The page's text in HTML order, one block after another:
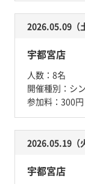
2026.05.09（
宇都宮店
人数： 8名
開催種別： シ
参加料： 300円
2026.05.19（
宇都宮店